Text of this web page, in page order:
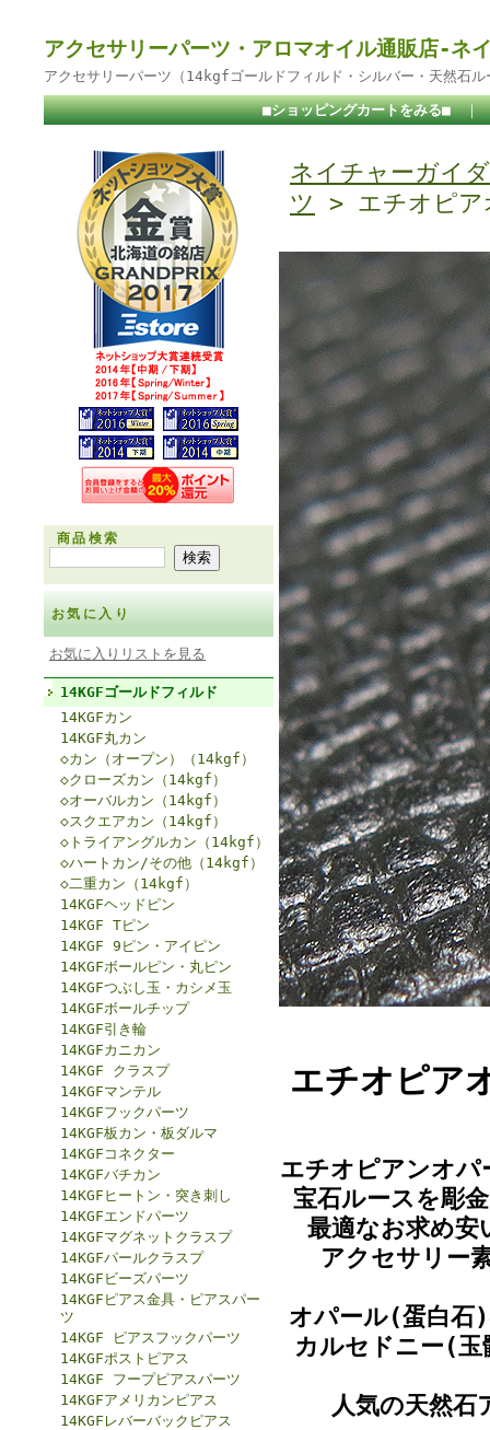
アクセサリーパーツ・アロマオイル通販店-ネ
アクセサリーパーツ（14kgfゴールドフィルド・シルバー・天然石
■ショッピングカートをみる■ ｜
商品検索
お気に入り
お気に入りリストを見る
14KGFゴールドフィルド
14KGFカン
14KGF丸カン
◇カン（オープン）（14kgf）
◇クローズカン（14kgf）
◇オーバルカン（14kgf）
◇スクエアカン（14kgf）
◇トライアングルカン（14kgf）
◇ハートカン/その他（14kgf）
◇二重カン（14kgf）
14KGFヘッドピン
14KGF Tピン
14KGF 9ピン・アイピン
14KGFボールピン・丸ピン
14KGFつぶし玉・カシメ玉
14KGFボールチップ
14KGF引き輪
14KGFカニカン
14KGF クラスプ
14KGFマンテル
14KGFフックパーツ
14KGF板カン・板ダルマ
14KGFコネクター
14KGFバチカン
14KGFヒートン・突き刺し
14KGFエンドパーツ
14KGFマグネットクラスプ
14KGFパールクラスプ
14KGFビーズパーツ
14KGFピアス金具・ピアスパー
ツ
14KGF ピアスフックパーツ
14KGFポストピアス
14KGF フープピアスパーツ
14KGFアメリカンピアス
14KGFレバーバックピアス
ネイチャーガイ
ツ
> エチオピア
エチオピア
エチオピアンオパ
宝石ルースを彫
最適なお求め安
アクセサリー
オパール(蛋白石
カルセドニー(
人気の天然石